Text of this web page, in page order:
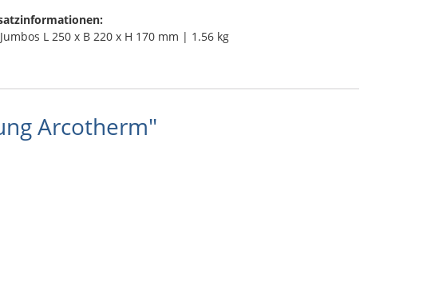
L 250 x B 220 x H 170 mm | 1.56 kg
Arcotherm"